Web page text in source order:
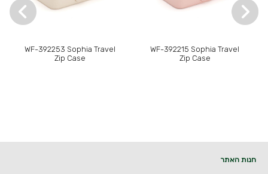
WF-392215 Sophia Travel
Zip Case
WF-392253 Sophia Travel
Zip Case
חנות האתר